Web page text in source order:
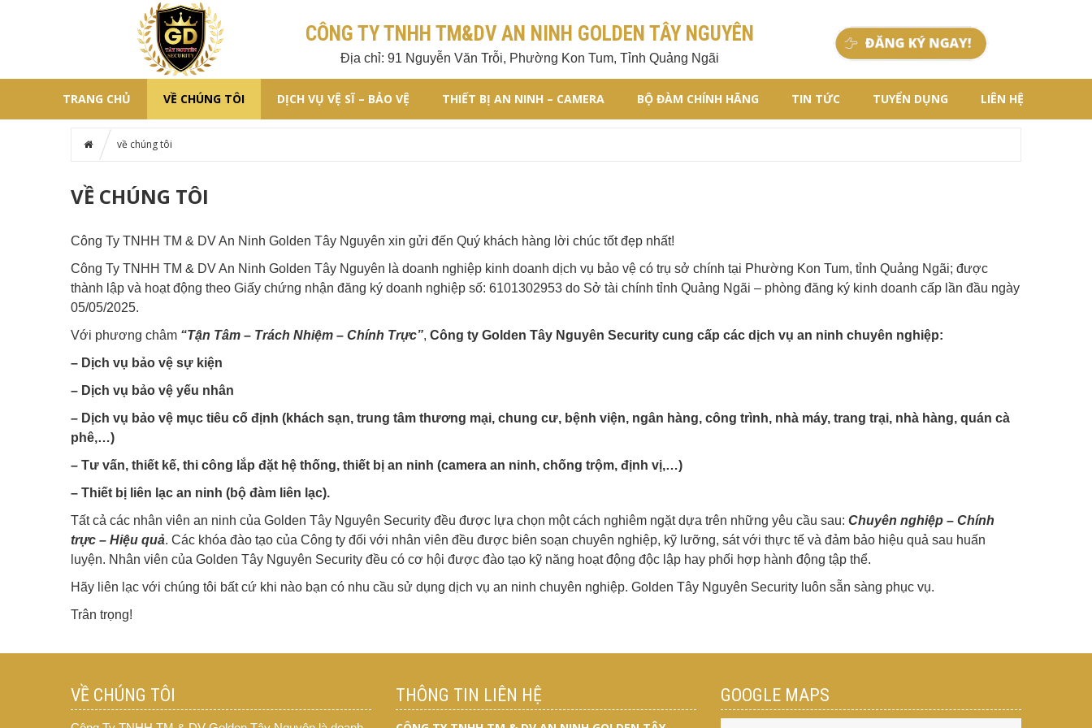
CÔNG TY TNHH TM&DV AN NINH GOLDEN TÂY NGUYÊN
Địa chỉ: 91 Nguyễn Văn Trỗi, Phường Kon Tum, Tỉnh Quảng Ngãi
TRANG CHỦ VỀ CHÚNG TÔI DỊCH VỤ VỆ SĨ – BẢO VỆ THIẾT BỊ AN NINH – CAMERA BỘ ĐÀM CHÍNH HÃNG TIN TỨC TUYỂN DỤNG LIÊN HỆ
về chúng tôi
VỀ CHÚNG TÔI
Công Ty TNHH TM & DV An Ninh Golden Tây Nguyên xin gửi đến Quý khách hàng lời chúc tốt đẹp nhất!
Công Ty TNHH TM & DV An Ninh Golden Tây Nguyên là doanh nghiệp kinh doanh dịch vụ bảo vệ có trụ sở chính tại Phường Kon Tum, tỉnh Quảng Ngãi; được
thành lập và hoạt động theo Giấy chứng nhận đăng ký doanh nghiệp số: 6101302953 do Sở tài chính tỉnh Quảng Ngãi – phòng đăng ký kinh doanh cấp lần đầu ngày
05/05/2025.
Với phương châm “Tận Tâm – Trách Nhiệm – Chính Trực”, Công ty Golden Tây Nguyên Security cung cấp các dịch vụ an ninh chuyên nghiệp:
– Dịch vụ bảo vệ sự kiện
– Dịch vụ bảo vệ yếu nhân
– Dịch vụ bảo vệ mục tiêu cố định (khách sạn, trung tâm thương mại, chung cư, bệnh viện, ngân hàng, công trình, nhà máy, trang trại, nhà hàng, quán cà
phê,…)
– Tư vấn, thiết kế, thi công lắp đặt hệ thống, thiết bị an ninh (camera an ninh, chống trộm, định vị,…)
– Thiết bị liên lạc an ninh (bộ đàm liên lạc).
Tất cả các nhân viên an ninh của Golden Tây Nguyên Security đều được lựa chọn một cách nghiêm ngặt dựa trên những yêu cầu sau: Chuyên nghiệp – Chính
trực – Hiệu quả. Các khóa đào tạo của Công ty đối với nhân viên đều được biên soạn chuyên nghiệp, kỹ lưỡng, sát với thực tế và đảm bảo hiệu quả sau huấn
luyện. Nhân viên của Golden Tây Nguyên Security đều có cơ hội được đào tạo kỹ năng hoạt động độc lập hay phối hợp hành động tập thể.
Hãy liên lạc với chúng tôi bất cứ khi nào bạn có nhu cầu sử dụng dịch vụ an ninh chuyên nghiệp. Golden Tây Nguyên Security luôn sẵn sàng phục vụ.
Trân trọng!
VỀ CHÚNG TÔI THÔNG TIN LIÊN HỆ GOOGLE MAPS